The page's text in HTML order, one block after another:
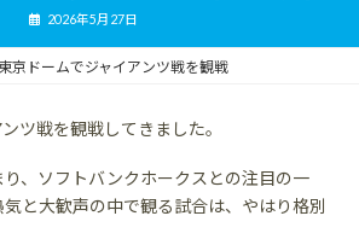
2026年5月27日
東京ドームでジャイアンツ戦を観戦
ツ戦を観戦してきました。
、ソフトバンクホークスとの注目の一
と大歓声の中で観る試合は、やはり格別